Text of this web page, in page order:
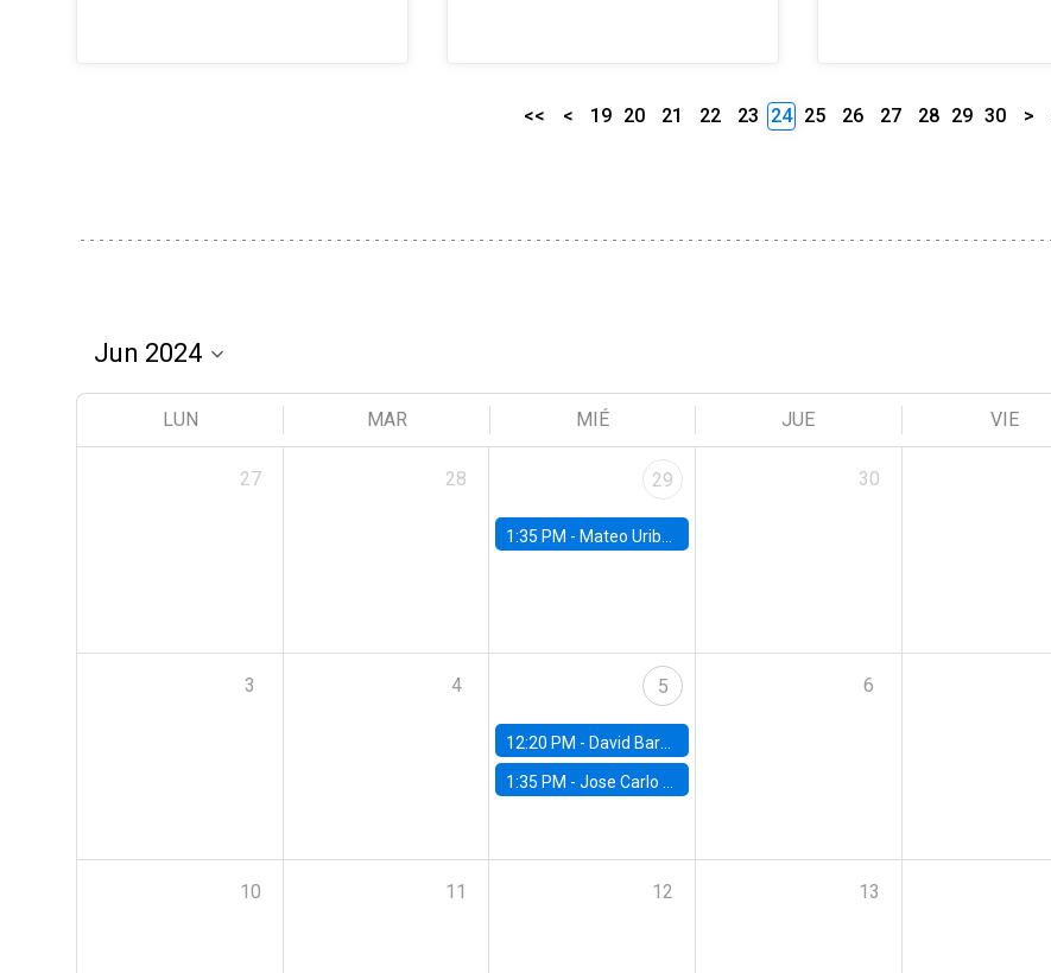
<< < 19 20 21 22 23 24 25 26 27 28 29 30 >
LUN MAR MIÉ JUE VIE
27 28 29
1:35 PM - Mateo Uribe-Castro, Universidad de los Andes (Colombia)
30
3 4 5
12:20 PM - David Bardey, Universidad de los Andes - CEDE
1:35 PM -Jose Carlo Bermudez, UC (ME) & World Bank
6
10 11 12 13